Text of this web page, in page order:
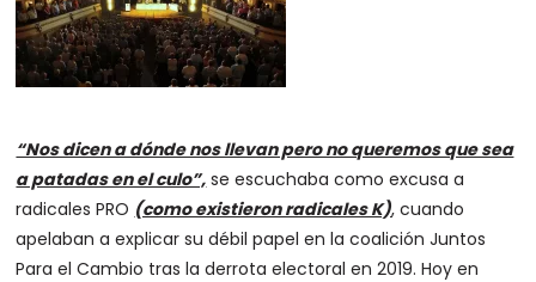
“Nos dicen a dónde nos llevan pero no queremos que sea
a patadas en el culo”, se escuchaba como excusa a
radicales PRO (como existieron radicales K), cuando
apelaban a explicar su débil papel en la coalición Juntos
Para el Cambio tras la derrota electoral en 2019. Hoy en